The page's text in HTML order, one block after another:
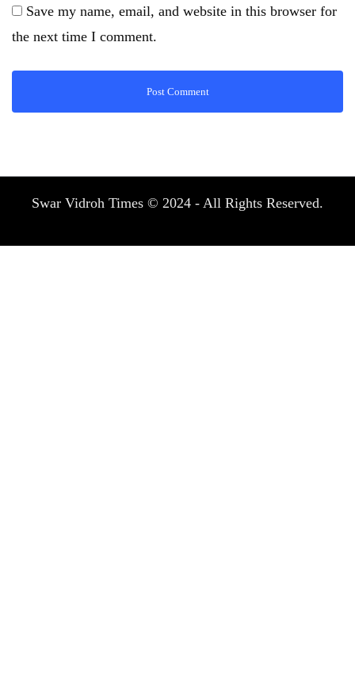
Save my name, email, and website in this browser for
the next time I comment.
Swar Vidroh Times © 2024 - All Rights Reserved.